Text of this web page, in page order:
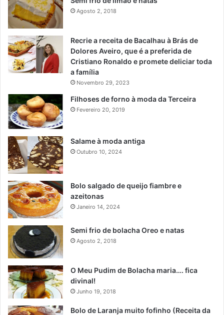
Agosto 2, 2018
Recrie a receita de Bacalhau à Brás de
Dolores Aveiro, que é a preferida de
Cristiano Ronaldo e promete deliciar toda
a família
Novembro 29, 2023
Filhoses de forno à moda da Terceira
Fevereiro 20, 2019
Salame à moda antiga
Outubro 10, 2024
Bolo salgado de queijo fiambre e
azeitonas
Janeiro 14, 2024
Semi frio de bolacha Oreo e natas
Agosto 2, 2018
O Meu Pudim de Bolacha maria…. fica
divinal!
Junho 19, 2018
Bolo de Laranja muito fofinho (Receita da